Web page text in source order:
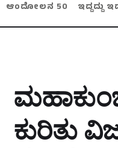
ಆಂದೋಲನ 50
ಇದ್ದದ್ದು
ಕುರಿತು